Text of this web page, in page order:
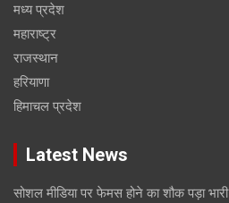
मध्य प्रदेश
महाराष्ट्र
राजस्थान
हरियाणा
हिमाचल प्रदेश
Latest News
सोशल मीडिया पर फेमस होने का शौक पड़ा भारी